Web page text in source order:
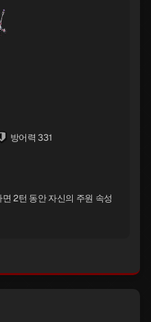
방어력 331
2턴 동안 자신의 주원 속성